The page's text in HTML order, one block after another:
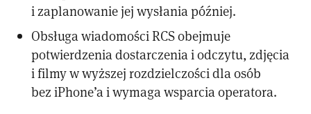
i zaplanowanie jej wysłania później.
Obsługa wiadomości RCS obejmuje
potwierdzenia dostarczenia i odczytu, zdjęcia
i filmy w wyższej rozdzielczości dla osób
bez iPhone’a i wymaga wsparcia operatora.